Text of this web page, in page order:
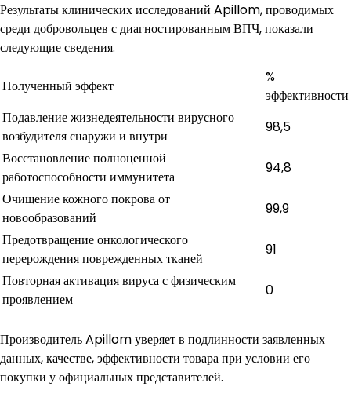
Результаты клинических исследований Apillom, проводимых
среди добровольцев с диагностированным ВПЧ, показали
следующие сведения.
Полученный эффект
%
эффективности
Подавление жизнедеятельности вирусного
возбудителя снаружи и внутри
98,5
Восстановление полноценной
работоспособности иммунитета
94,8
Очищение кожного покрова от
новообразований
99,9
Предотвращение онкологического
перерождения поврежденных тканей
91
Повторная активация вируса с физическим
проявлением
0
Производитель Apillom уверяет в подлинности заявленных
данных, качестве, эффективности товара при условии его
покупки у официальных представителей.